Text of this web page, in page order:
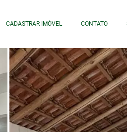
CADASTRAR IMÓVEL CONTATO